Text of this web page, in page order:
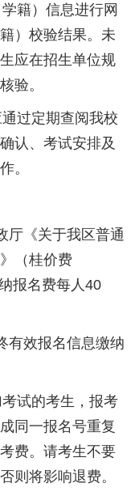
）信息进行网
）校验结果。未
应在招生单位规
验。
定期查阅我校
认、考试安排及
。
《关于我区普通
（桂价费
报名费每人40
效报名信息缴纳
的考生，报考
同一报名号重复
费。请考生不要
则将影响退费。